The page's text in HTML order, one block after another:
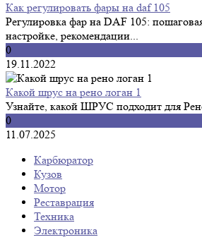
Как регулировать фары на daf 105
Регулировка фар на DAF 105:
настройке, рекомендации...
0
19.11.2022
Какой шрус на рено логан 1
Узнайте, какой ШРУС подходит для
0
11.07.2025
Карбюратор
Кузов
Мотор
Реставрация
Техника
Электроника